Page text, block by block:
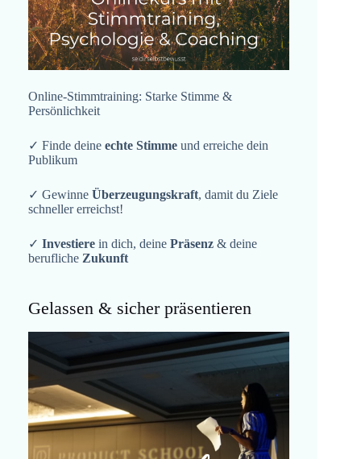
Online-Stimmtraining: Starke Stimme &
Persönlichkeit
✓ Finde deine echte Stimme und erreiche dein
Publikum
✓ Gewinne Überzeugungskraft, damit du Ziele
schneller erreichst!
✓ Investiere in dich, deine Präsenz & deine
berufliche Zukunft
Gelassen & sicher präsentieren